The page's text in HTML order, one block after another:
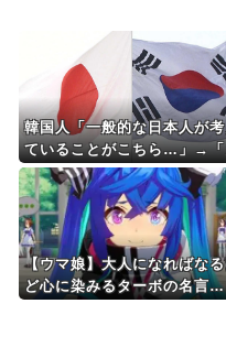
Powered by livedoor
韓国人「一般的な日本人が
ていることがこちら…」→「
っ？？？？？？？？？？？
？？？？？？？？」＝韓国
応
【ウマ娘】大人になればな
ど心に染みるターボの名言